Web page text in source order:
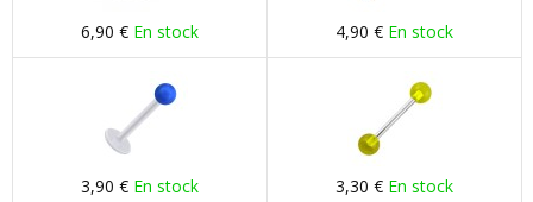
6,90 € En stock 4,90 € En stock
3,90 € En stock 3,30 € En stock